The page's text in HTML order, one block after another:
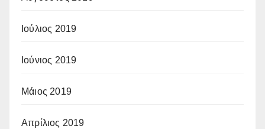
Ιούλιος 2019
Ιούνιος 2019
Μάιος 2019
Απρίλιος 2019